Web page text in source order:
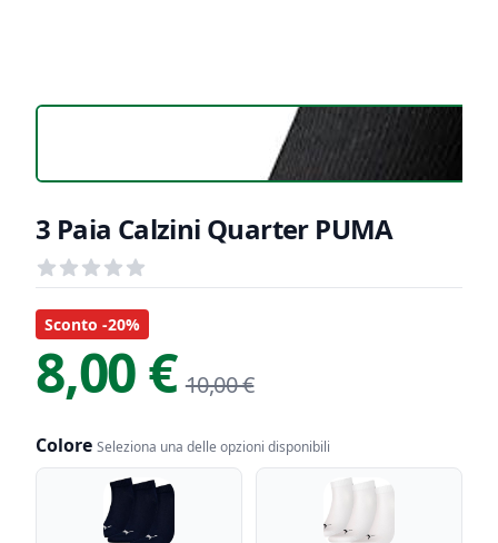
3 Paia Calzini Quarter PUMA
Recensioni
out of 5 stars
Informazioni Prodotto
Descrizione riassuntiva
Sconto -20%
8,00 € 10,00 €
Colore Seleziona una delle opzioni disponibili
Colore